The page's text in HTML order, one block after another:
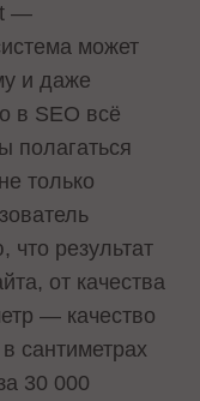
—
может
и даже
в SEO всё
полагаться
только
результат
от качества
— качество
сантиметрах
30 000